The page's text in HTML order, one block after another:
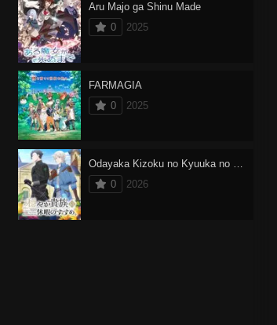
Aru Majo ga Shinu Made
0
2025
FARMAGIA
0
2025
Odayaka Kizoku no Kyuuka no Susume
0
2026